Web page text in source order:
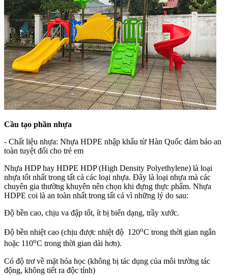
Cầu tạo phần nhựa
- Chất liệu nhựa: Nhựa HDPE nhập khẩu từ Hàn Quốc đảm bảo an
toàn tuyệt đối cho trẻ em
Nhựa HDP hay HDPE HDP (High Density Polyethylene) là loại
nhựa tốt nhất trong tất cả các loại nhựa. Đây là loại nhựa mà các
chuyên gia thường khuyên nên chọn khi đựng thực phẩm. Nhựa
HDPE coi là an toàn nhất trong tất cả vì những lý do sau:
Độ bền cao, chịu va đập tốt, ít bị biến dạng, trầy xước.
Độ bền nhiệt cao (chịu được nhiệt độ 120oC trong thời gian ngắn
hoặc 110oC trong thời gian dài hơn).
Có độ trơ về mặt hóa học (không bị tác dụng của môi trường tác
động, không tiết ra độc tính)